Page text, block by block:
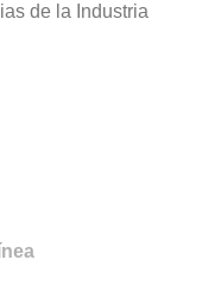
de la Industria